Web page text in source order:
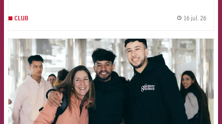
CLUB 16 jul. 26
FCB Barcelona badge